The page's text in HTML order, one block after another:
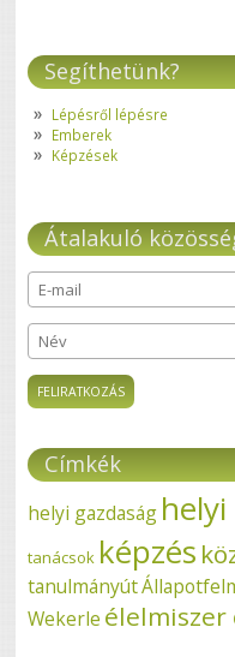
Segíthetünk?
Lépésről lépésre
Emberek
Képzések
Átalakuló
E-mail*
Név
Címkék
helyi gazdaság
tanácsok képzés
tanulmányút
Wekerle élelmiszer